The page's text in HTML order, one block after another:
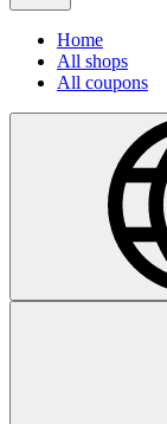
Home
All shops
All coupons